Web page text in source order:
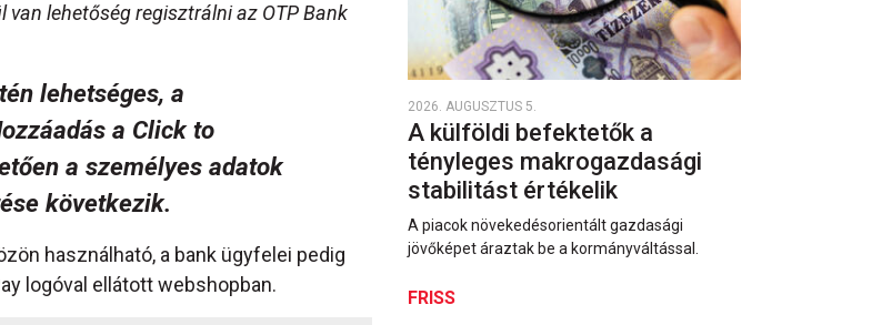
van lehetőség regisztrálni az OTP Bank
lehetséges, a
a Click to
a személyes adatok
következik.
használható, a bank ügyfelei pedig
logóval ellátott webshopban.
2026. AUGUSZTUS 5.
A külföldi befektetők a
tényleges makrogazdasági
stabilitást értékelik
A piacok növekedésorientált gazdasági
jövőképet áraztak be a kormányváltással.
FRISS